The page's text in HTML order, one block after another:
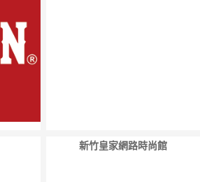
新竹皇家網路時尚館